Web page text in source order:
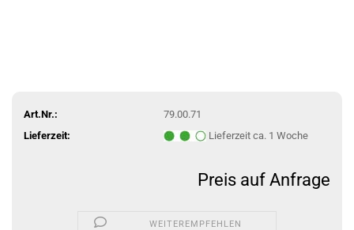
Art.Nr.:
79.00.71
Lieferzeit:
Lieferzeit ca. 1 Woche
Preis auf Anfrage
WEITEREMPFEHLEN